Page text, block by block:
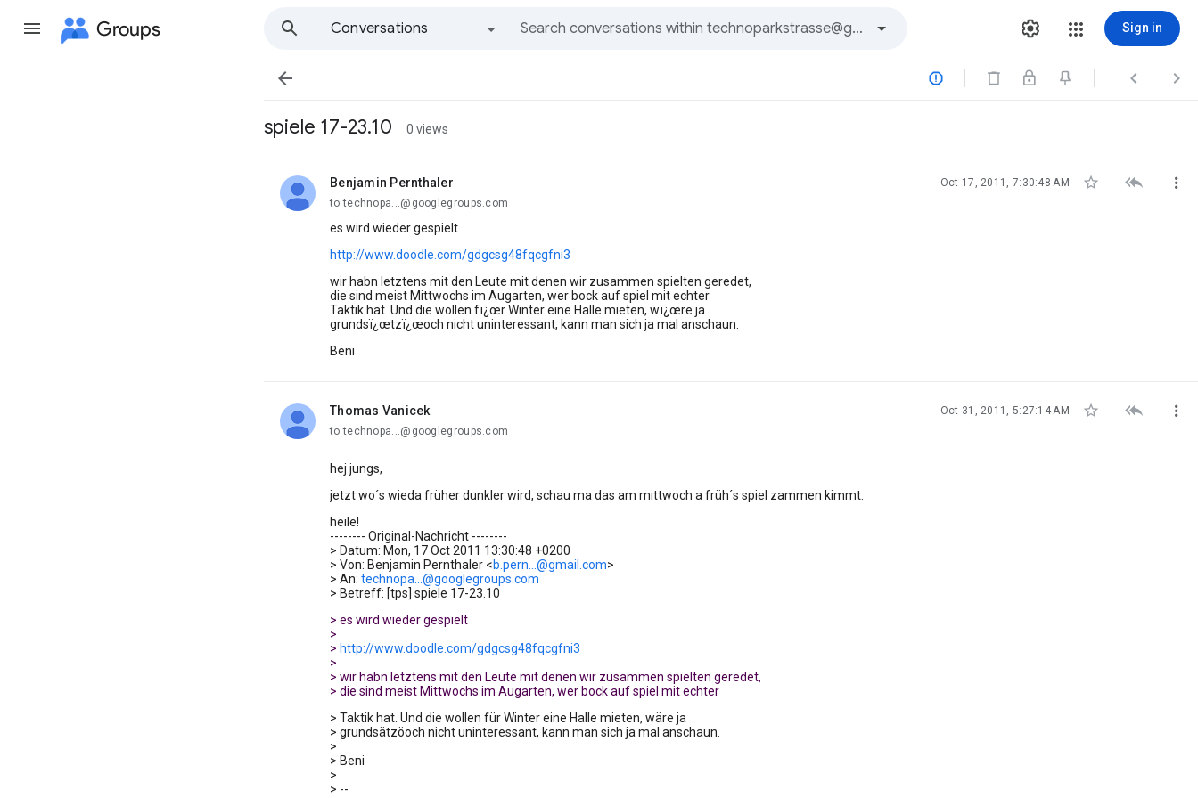
Groups
Conversations
Sign in
   
spiele 17-23.10 0 views
Benjamin Pernthaler
unread, Oct 17, 2011, 7:30:48 AM   
to technopa...@googlegroups.com
es wird wieder gespielt
http://www.doodle.com/gdgcsg48fqcgfni3
wir habn letztens mit den Leute mit denen wir zusammen spielten geredet,
die sind meist Mittwochs im Augarten, wer bock auf spiel mit echter
Taktik hat. Und die wollen fï¿œr Winter eine Halle mieten, wï¿œre ja
grundsï¿œtzï¿œoch nicht uninteressant, kann man sich ja mal anschaun.
Beni
Thomas Vanicek
unread, Oct 31, 2011, 5:27:14 AM   
to technopa...@googlegroups.com
hej jungs,
jetzt wo´s wieda früher dunkler wird, schau ma das am mittwoch a früh´s spiel zammen kimmt.
heile!
-------- Original-Nachricht --------
> Datum: Mon, 17 Oct 2011 13:30:48 +0200
> Von: Benjamin Pernthaler <b.pern...@gmail.com>
> An: technopa...@googlegroups.com
> Betreff: [tps] spiele 17-23.10
> es wird wieder gespielt
>
> http://www.doodle.com/gdgcsg48fqcgfni3
>
> wir habn letztens mit den Leute mit denen wir zusammen spielten geredet,
> die sind meist Mittwochs im Augarten, wer bock auf spiel mit echter
> Taktik hat. Und die wollen für Winter eine Halle mieten, wäre ja
> grundsätzöoch nicht uninteressant, kann man sich ja mal anschaun.
>
> Beni
>
> --